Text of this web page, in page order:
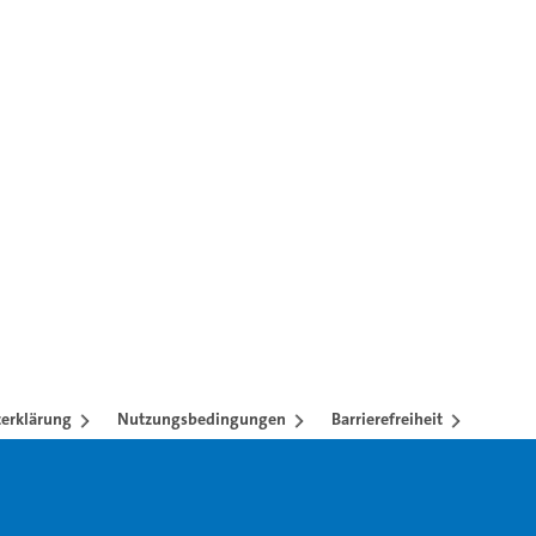
mit TAB-Taste.
Nutzungsbedingungen Barrierefreiheit